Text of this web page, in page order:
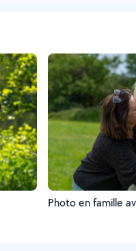
Photo en famille